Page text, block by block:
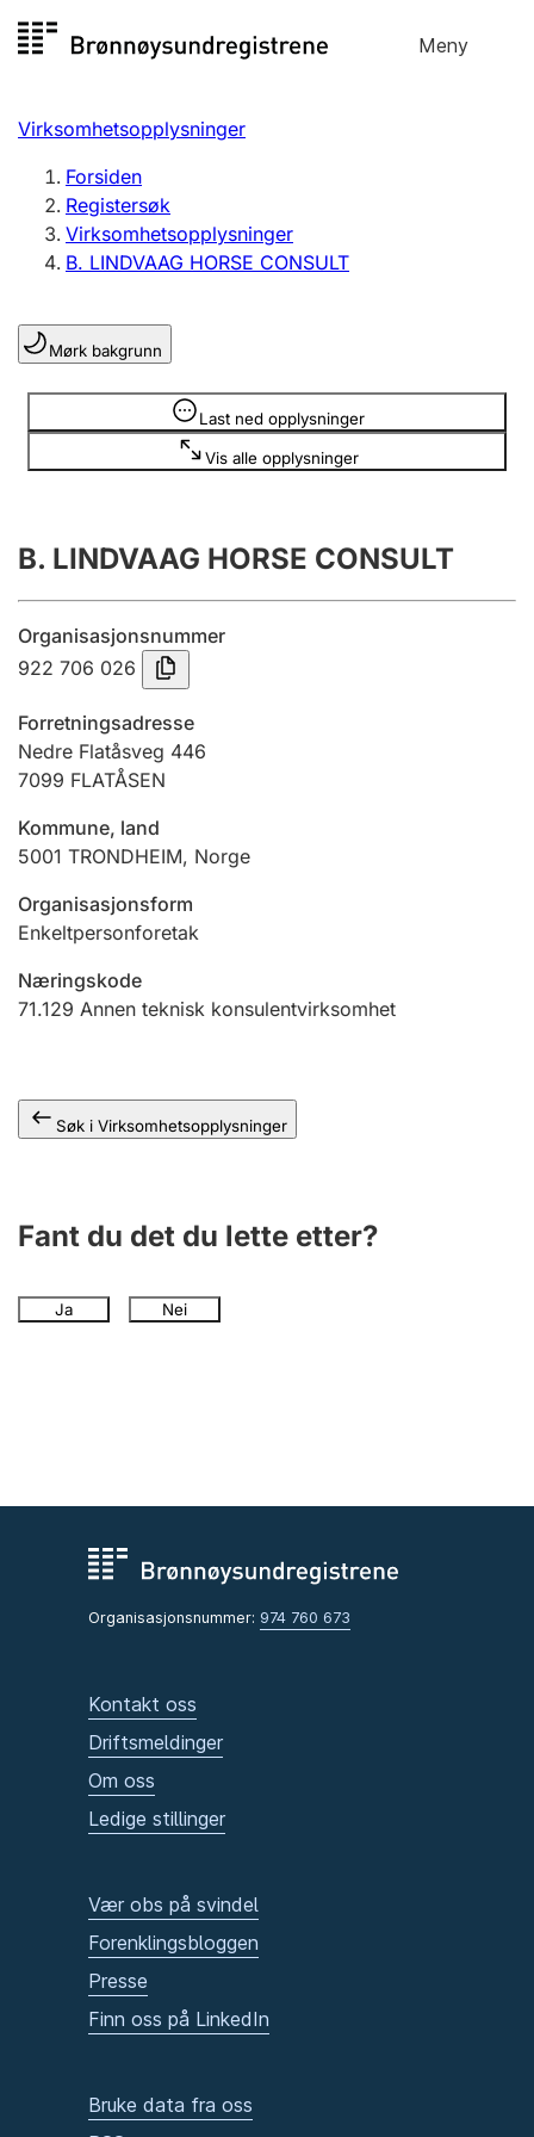
til
Meny
Registersøk
Aksjeselskap
Enkeltpersonforetak
Registrere, endre, slette
Lag og forening
Registrere, endre, slette
Årsregnskap
Innsending og forsinkelsesgebyr
Jeger
Ektepaktveileder
Offentlig sektor
Virksomhetsopplysninger
Forsiden
Registersøk
Virksomhetsopplysninger
B. LINDVAAG HORSE CONSULT
Mørk bakgrunn
Last ned opplysninger
Vis alle opplysninger
Opplysninger er skjult
B. LINDVAAG HORSE CONSULT
Organisasjonsnummer
922 706 026
Forretningsadresse
Nedre Flatåsveg 446
7099 FLATÅSEN
Kommune, land
5001 TRONDHEIM, Norge
Organisasjonsform
Enkeltpersonforetak
Næringskode
71.129 Annen teknisk konsulentvirksomhet
Søk i Virksomhetsopplysninger
Fant du det du lette etter?
Ja Nei
Organisasjonsnummer: 974 760 673
Kontakt oss
Driftsmeldinger
Om oss
Ledige stillinger
Vær obs på svindel
Forenklingsbloggen
Presse
Finn oss på LinkedIn
Bruke data fra oss